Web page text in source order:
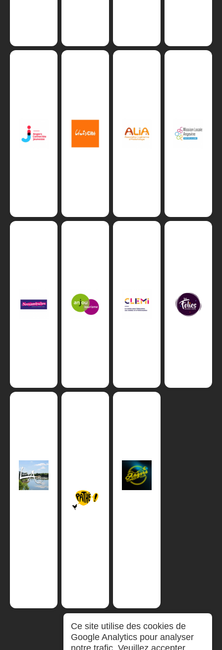
Ce site utilise des cookies de
Google Analytics pour analyser
notre trafic. Veuillez accepter